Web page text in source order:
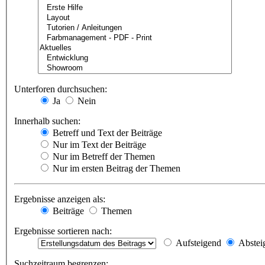
Unterforen durchsuchen:
Ja
Nein
Innerhalb suchen:
Betreff und Text der Beiträge
Nur im Text der Beiträge
Nur im Betreff der Themen
Nur im ersten Beitrag der Themen
Ergebnisse anzeigen als:
Beiträge
Themen
Ergebnisse sortieren nach:
Aufsteigend